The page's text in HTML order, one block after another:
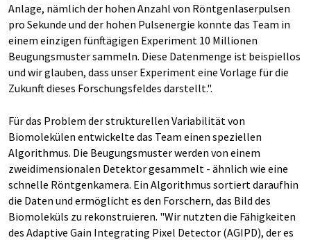
Anlage, nämlich der hohen Anzahl von Röntgenlaserpulsen
pro Sekunde und der hohen Pulsenergie konnte das Team in
einem einzigen fünftägigen Experiment 10 Millionen
Beugungsmuster sammeln. Diese Datenmenge ist beispiellos
und wir glauben, dass unser Experiment eine Vorlage für die
Zukunft dieses Forschungsfeldes darstellt.".
Für das Problem der strukturellen Variabilität von
Biomolekülen entwickelte das Team einen speziellen
Algorithmus. Die Beugungsmuster werden von einem
zweidimensionalen Detektor gesammelt - ähnlich wie eine
schnelle Röntgenkamera. Ein Algorithmus sortiert daraufhin
die Daten und ermöglicht es den Forschern, das Bild des
Biomoleküls zu rekonstruieren. "Wir nutzten die Fähigkeiten
des Adaptive Gain Integrating Pixel Detector (AGIPD), der es